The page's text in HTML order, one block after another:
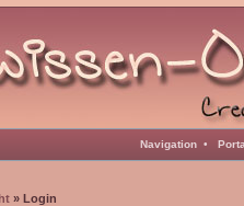
Navigation •
» Login